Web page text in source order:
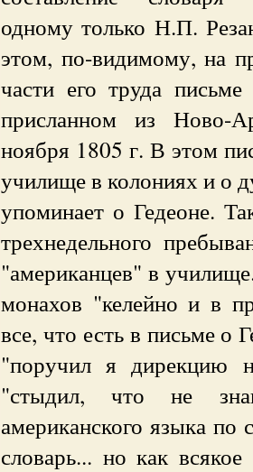
одному только Н.П.
этом, по-видимому, на
части его труда
присланном из Ново-
ноября 1805 г. В этом
училище в колониях и о
упоминает о Гедеоне.
трехнедельного
"американцев" в
монахов "келейно и в
все, что есть в письме о
"поручил я дирекцию
"стыдил, что не
американского языка
словарь... но как